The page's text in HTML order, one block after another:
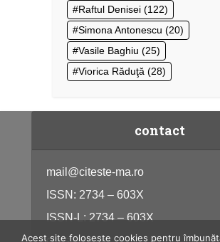
Raftul Denisei (122)
Simona Antonescu (20)
Vasile Baghiu (25)
Viorica Răduţă (28)
contact
mail@citeste-ma.ro
ISSN: 2734 – 603X
ISSN-L: 2734 – 603X
Acest site folosește cookies pentru